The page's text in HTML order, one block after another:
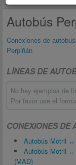
Autobús
Conexiones de
Perpiñán
LÍNEAS DE
No hay ejemplos de
Por favor use el
CONEXIONES DE
Autobús Motril ↔
Autobús Motril ↔
(MAD)